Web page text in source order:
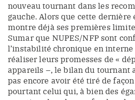
nouveau tournant dans les
gauche. Alors que cette dernière
montre déjà ses premières
Sumar que NUPES/NFP sont
l’instabilité chronique en interne
réaliser leurs promesses de «
appareils –, le bilan du tournant
pas encore avoir été tiré de
pourtant celui qui, à bien des